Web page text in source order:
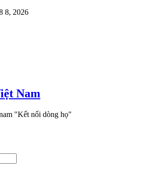
8, 2026
Nam
"Kết nối dòng họ"